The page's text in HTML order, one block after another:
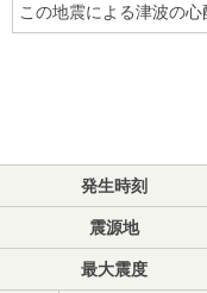
この地震による津波の心
発生時刻
震源地
最大震度